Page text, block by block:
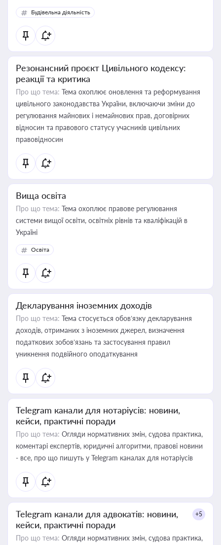
Будівельна діяльність
Резонансний проєкт Цивільного кодексу:
реакції та критика
Про що тема: Тема охоплює оновлення та реформування
цивільного законодавства України, включаючи зміни до
регулювання майнових і немайнових прав, договірних
відносин та правового статусу учасників цивільних
правовідносин
Вища освіта
Про що тема: Тема охоплює правове регулювання
системи вищої освіти, освітніх рівнів та кваліфікацій в
Україні
Освіта
Декларування іноземних доходів
Про що тема: Тема стосується обов’язку декларування
доходів, отриманих з іноземних джерел, визначення
податкових зобов’язань та застосування правил
уникнення подвійного оподаткування
Telegram канали для нотаріусів: новини,
кейси, практичні поради
Про що тема: Огляди нормативних змін, судова практика,
коментарі експертів, юридичні алгоритми, правові новини
- все, про що пишуть у Telegram каналах для нотаріусів
Telegram канали для адвокатів: новини,
кейси, практичні поради
+5
Про що тема: Огляди нормативних змін, судова практика,